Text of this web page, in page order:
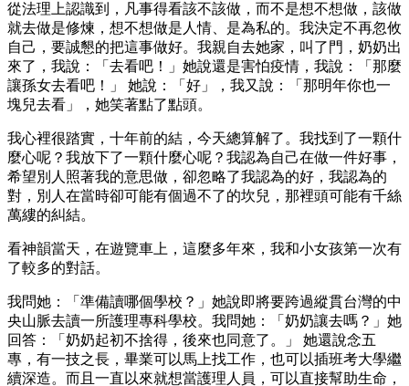
從法理上認識到，凡事得看該不該做，而不是想不想做，該做
就去做是修煉，想不想做是人情、是為私的。我決定不再忽攸
自己，要誠懇的把這事做好。我親自去她家，叫了門，奶奶出
來了，我說：「去看吧！」她說還是害怕疫情，我說：「那麼
讓孫女去看吧！」 她說：「好」，我又說：「那明年你也一
塊兒去看」，她笑著點了點頭。
我心裡很踏實，十年前的結，今天總算解了。我找到了一顆什
麼心呢？我放下了一顆什麼心呢？我認為自己在做一件好事，
希望別人照著我的意思做，卻忽略了我認為的好，我認為的
對，別人在當時卻可能有個過不了的坎兒，那裡頭可能有千絲
萬縷的糾結。
看神韻當天，在遊覽車上，這麼多年來，我和小女孩第一次有
了較多的對話。
我問她：「準備讀哪個學校？」她說即將要跨過縱貫台灣的中
央山脈去讀一所護理專科學校。我問她：「奶奶讓去嗎？」她
回答：「奶奶起初不捨得，後來也同意了。」 她還說念五
專，有一技之長，畢業可以馬上找工作，也可以插班考大學繼
續深造。而且一直以來就想當護理人員，可以直接幫助生命，